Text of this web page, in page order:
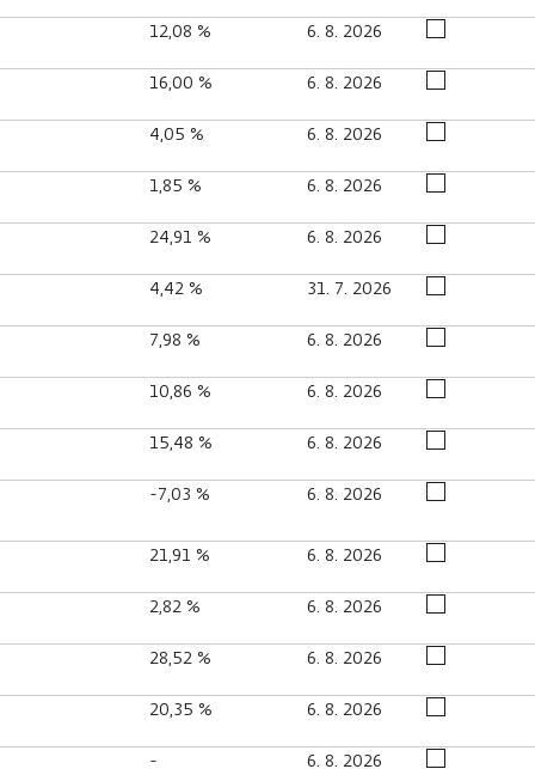
12,08 % 6. 8. 2026
16,00 % 6. 8. 2026
4,05 % 6. 8. 2026
1,85 % 6. 8. 2026
24,91 % 6. 8. 2026
4,42 % 31. 7. 2026
7,98 % 6. 8. 2026
10,86 % 6. 8. 2026
15,48 % 6. 8. 2026
-7,03 % 6. 8. 2026
21,91 % 6. 8. 2026
2,82 % 6. 8. 2026
28,52 % 6. 8. 2026
20,35 % 6. 8. 2026
- 6. 8. 2026